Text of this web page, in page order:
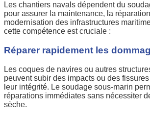
Les chantiers navals dépendent du
pour assurer la maintenance, la
modernisation des infrastructures
cette compétence est cruciale :
Réparer rapidement les
Les coques de navires ou autres
peuvent subir des impacts ou des
leur intégrité. Le soudage sous-marin
réparations immédiates sans nécessiter
sèche.